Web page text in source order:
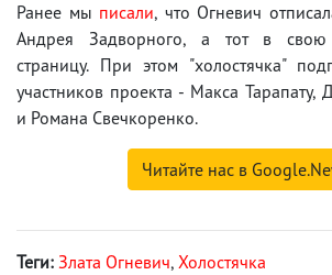
Ранее мы писали, что Огневич
Андрея Задворного, а тот в свою
страницу. При этом "холостячка"
участников проекта - Макса
и Романа Свечкоренко.
Читайте нас в
Теги: Злата Огневич, Холостячка